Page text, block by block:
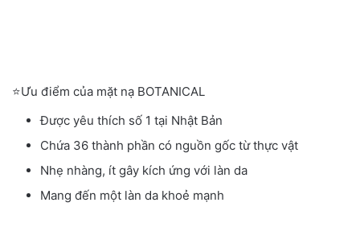
⭐️Ưu điểm của mặt nạ BOTANICAL
Được yêu thích số 1 tại Nhật Bản
Chứa 36 thành phần có nguồn gốc từ thực vật
Nhẹ nhàng, ít gây kích ứng với làn da
Mang đến một làn da khoẻ mạnh